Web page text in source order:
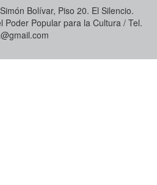
Bolívar, Piso 20. El Silencio.
Poder Popular para la Cultura / Tel.